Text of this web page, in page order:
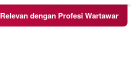
dengan Profesi Wartawan